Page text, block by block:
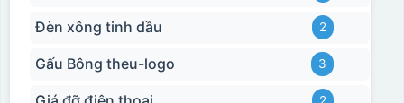
Đèn xông tinh dầu 2
Gấu Bông theu-logo 3
2